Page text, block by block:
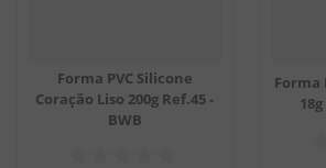
Forma PVC Silicone
Coração Liso 200g Ref.45 -
BWB
Forma